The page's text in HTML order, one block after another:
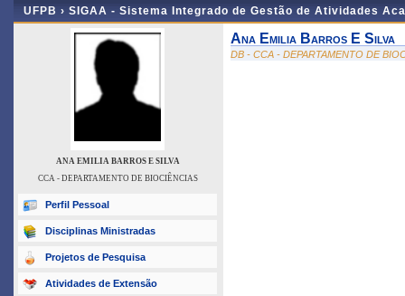
UFPB › SIGAA - Sistema Integrado de Gestão de Atividades
ANA EMILIA BARROS E SILVA
CCA - DEPARTAMENTO DE BIOCIÊNCIAS
Perfil Pessoal
Disciplinas Ministradas
Projetos de Pesquisa
Atividades de Extensão
Ana Emilia Barros E Silva
DB - CCA - DEPARTAMENTO DE